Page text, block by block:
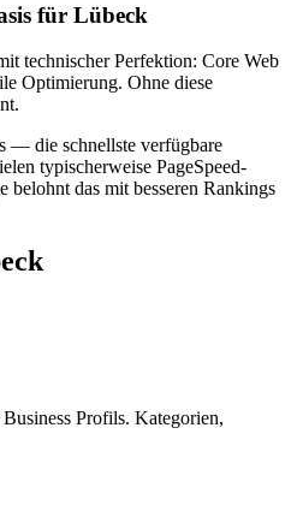
für Lübeck
technischer Perfektion: Core Web
Optimierung. Ohne diese
— die schnellste verfügbare
typischerweise PageSpeed-
belohnt das mit besseren Rankings
Profils. Kategorien,